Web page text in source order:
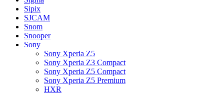
Sipix
SJCAM
Snom
Snooper
Sony
Sony Xperia Z5
Sony Xperia Z3 Compact
Sony Xperia Z5 Compact
Sony Xperia Z5 Premium
HXR